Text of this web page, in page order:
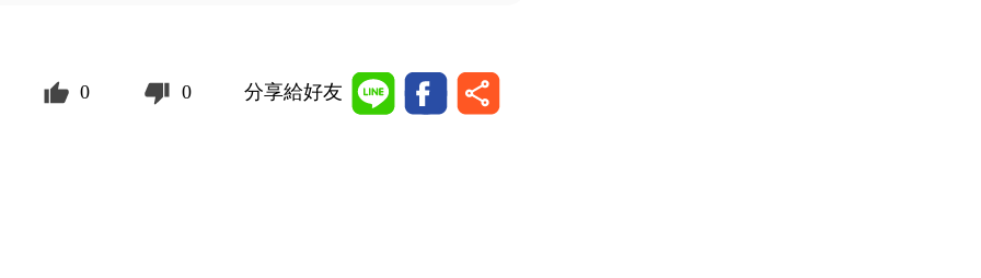
0 0 分享給好友